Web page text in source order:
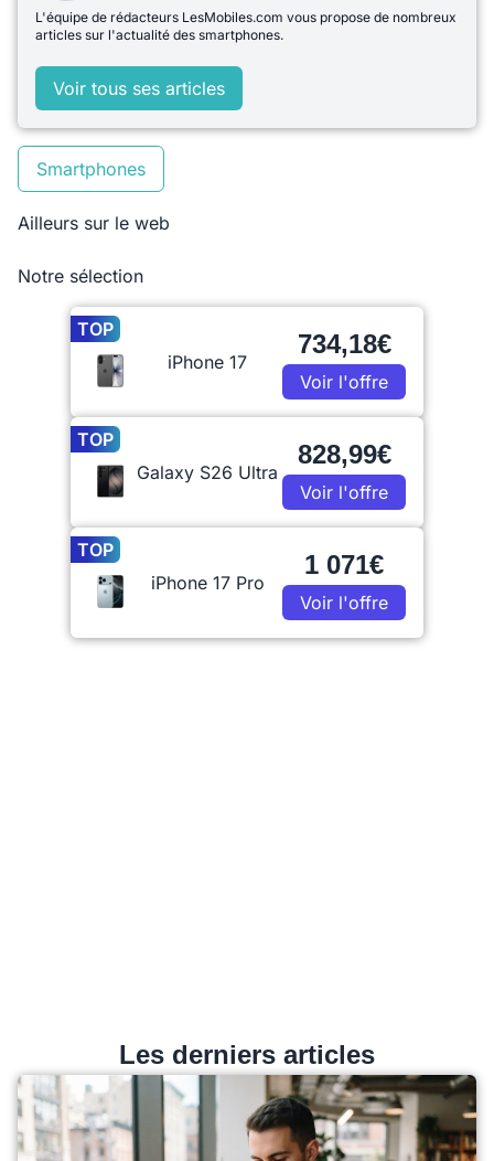
L'équipe de rédacteurs LesMobiles.com vous propose de nombreux
articles sur l'actualité des smartphones.
Voir tous ses articles
Smartphones
Ailleurs sur le web
Notre sélection
TOP
iPhone 17
734,18€
Voir l'offre
TOP
Galaxy S26 Ultra
828,99€
Voir l'offre
TOP
iPhone 17 Pro
1 071€
Voir l'offre
Les derniers articles